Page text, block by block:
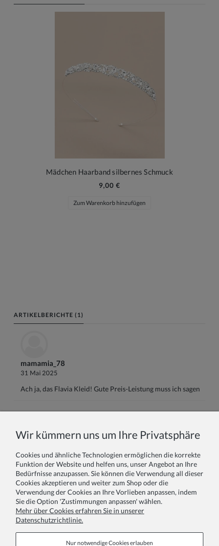
Mädchen Haarband silbernes Schmuck
9,00 €
Zum Warenkorb hinzufügen
ARTIKELBERICHTE (1)
mamamia_78
31 Mai 2025
Ach ja, das Flavia Kleid! Gute Preis-Leistung muss ich sagen
Ihr Bericht:
Wir kümmern uns um Ihre Privatsphäre
Cookies und ähnliche Technologien ermöglichen die korrekte
Funktion der Website und helfen uns, unser Angebot an Ihre
Bedürfnisse anzupassen. Sie können die Verwendung all dieser
Cookies akzeptieren und weiter zum Shop oder die
Verwendung der Cookies an Ihre Vorlieben anpassen, indem
Sie die Option 'Zustimmungen anpassen' wählen.
Mehr über Cookies erfahren Sie in unserer
Datenschutzrichtlinie.
Nur notwendige Cookies erlauben